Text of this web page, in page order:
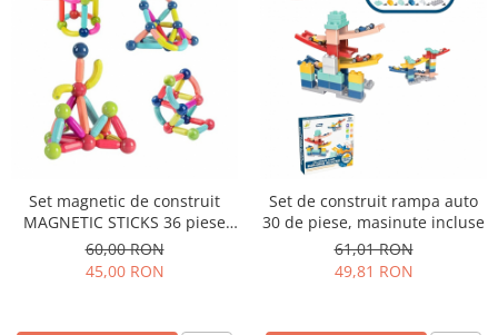
Set magnetic de construit
MAGNETIC STICKS 36 piese
STEM
60,00 RON
45,00 RON
Set de construit rampa auto
30 de piese, masinute incluse
61,01 RON
49,81 RON